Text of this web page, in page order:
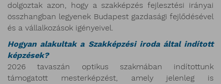
dolgoztak azon, hogy a szakképzés fejlesztési irányai
összhangban legyenek Budapest gazdasági fejlődésével
és a vállalkozások igényeivel.
Hogyan alakultak a Szakképzési iroda által indított
képzések?
2026 tavaszán optikus szakmában indítottunk
támogatott mesterképzést, amely jelenleg is